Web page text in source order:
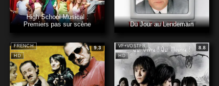
High School Musical :
Premiers pas sur scène
Du Jour au Lendemain
HD
FRENCH 9.3
HD
VF+VOSTFR 8.8